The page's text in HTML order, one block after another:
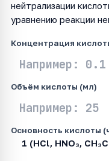
нейтрализации
уравнению реакции
Концентрация
Объём кислоты (мл)
Основность кислоты